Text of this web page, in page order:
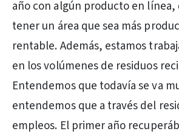
año con algún producto en
tener un área que sea más
rentable. Además, estamos
en los volúmenes de residuos
Entendemos que todavía se va
entendemos que a través del
empleos. El primer año